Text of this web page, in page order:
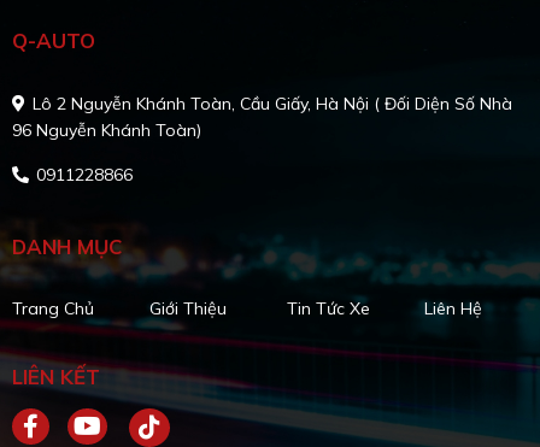
Q-AUTO
Lô 2 Nguyễn Khánh Toàn, Cầu Giấy, Hà Nội ( Đối Diện Số Nhà
96 Nguyễn Khánh Toàn)
0911228866
DANH MỤC
Trang Chủ Giới Thiệu Tin Tức Xe Liên Hệ
LIÊN KẾT